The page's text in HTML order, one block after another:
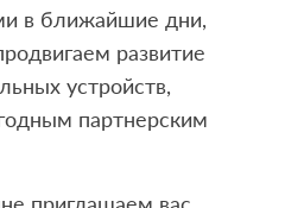
в ближайшие дни,
развитие
устройств,
партнерским